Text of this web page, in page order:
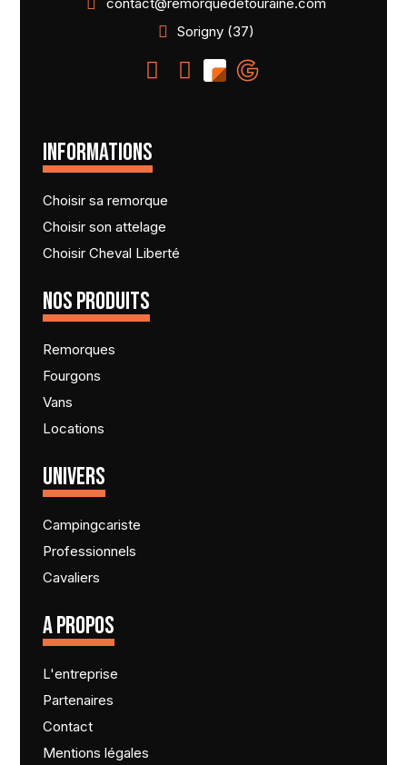
Sorigny (37)
INFORMATIONS
Choisir sa remorque
Choisir son attelage
Choisir Cheval Liberté
NOS PRODUITS
Remorques
Fourgons
Vans
Locations
UNIVERS
Campingcariste
Professionnels
Cavaliers
A PROPOS
L'entreprise
Partenaires
Contact
Mentions légales